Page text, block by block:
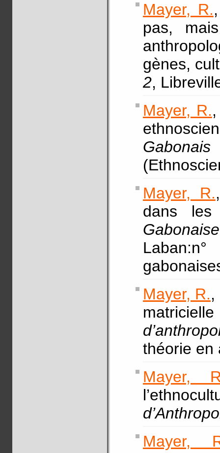
Mayer, R.
pas,
gènes,
2,
Mayer, R.
Gabonais
Mayer, R.
dans les
Mayer, R.,
théorie en
Mayer,
Mayer,